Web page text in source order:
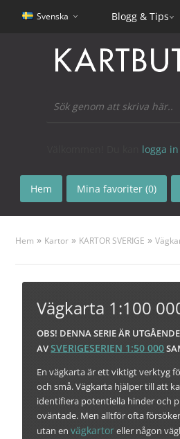
Svenska Blogg & Tips
logga in
Hem Mina favoriter (0)
Hem » Kartor » KARTOR SVERIGE »
Vägkarta 1:100
OBS! DENNA SERIE ÄR
AVSVERIGESERIEN 1:50 000
En vägkarta är ett viktigt verktyg
och små. Vägkarta hjälper till att
identifiera potentiella hinder och
oväntade. Men alltför ofta
utan envägkartoreller någon